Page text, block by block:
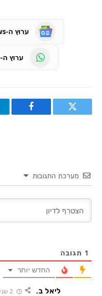
ערוץ ה-Google News של גיימפרו
ערוץ ה-WhatsApp של גיימפרו
טוויטר פייסבוק
מערכת התגובות
1 תגובה
החדש יותר
ליאל ב.